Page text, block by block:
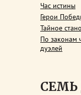
Час истины
Герои
Тайное
По законам
дуэлей
СЕМЬ